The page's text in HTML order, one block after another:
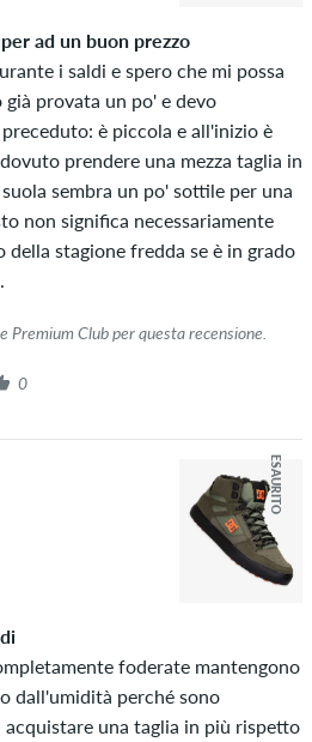
le parole "acquisto verificato". Per
è stato verificato in base ai loro
un segno di spunta verde, non
possieda o abbia
l'articolo.
ad un buon prezzo
i saldi e spero che mi possa
provata un po' e devo
è piccola e all'inizio è
prendere una mezza taglia in
sembra un po' sottile per una
non significa necessariamente
stagione fredda se è in grado
Premium Club per questa recensione.
0
ESAURITO
foderate mantengono
dall'umidità perché sono
una taglia in più rispetto